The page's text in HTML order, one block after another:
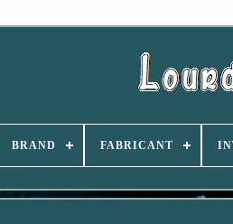
BRAND FABRICANT